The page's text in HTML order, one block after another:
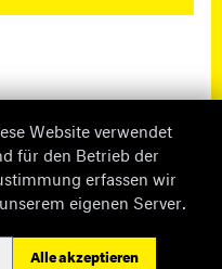
pruefer.de
Datenschutz
Website verwendet
für den Betrieb der
erfassen wir
eigenen Server.
Alle akzeptieren